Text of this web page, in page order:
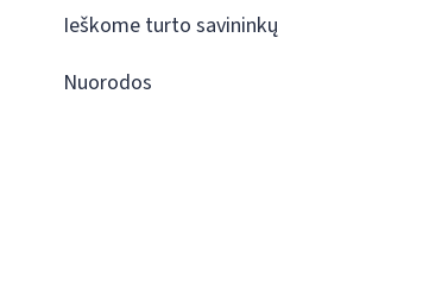
Ieškome turto savininkų
Nuorodos